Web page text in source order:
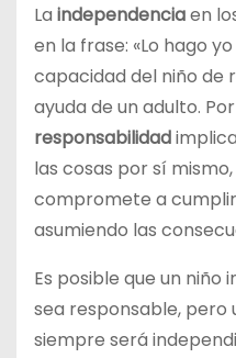
La independenciaen
en la frase: «Lo hago
capacidad del niño de
ayuda de un adulto.
responsabilidad
las cosas por sí
compromete a
asumiendo las
Es posible que un
sea responsable, pero
siempre será